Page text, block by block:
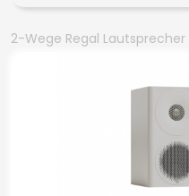
2-Wege Regal Lautsprecher